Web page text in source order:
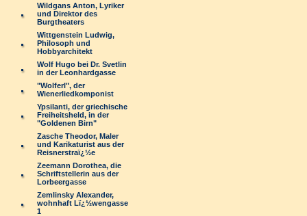
Wildgans Anton, Lyriker
und Direktor des
Burgtheaters
Wittgenstein Ludwig,
Philosoph und
Hobbyarchitekt
Wolf Hugo bei Dr. Svetlin
in der Leonhardgasse
"Wolferl", der
Wienerliedkomponist
Ypsilanti, der griechische
Freiheitsheld, in der
"Goldenen Birn"
Zasche Theodor, Maler
und Karikaturist aus der
Reisnerstraï¿½e
Zeemann Dorothea, die
Schriftstellerin aus der
Lorbeergasse
Zemlinsky Alexander,
wohnhaft Lï¿½wengasse
1